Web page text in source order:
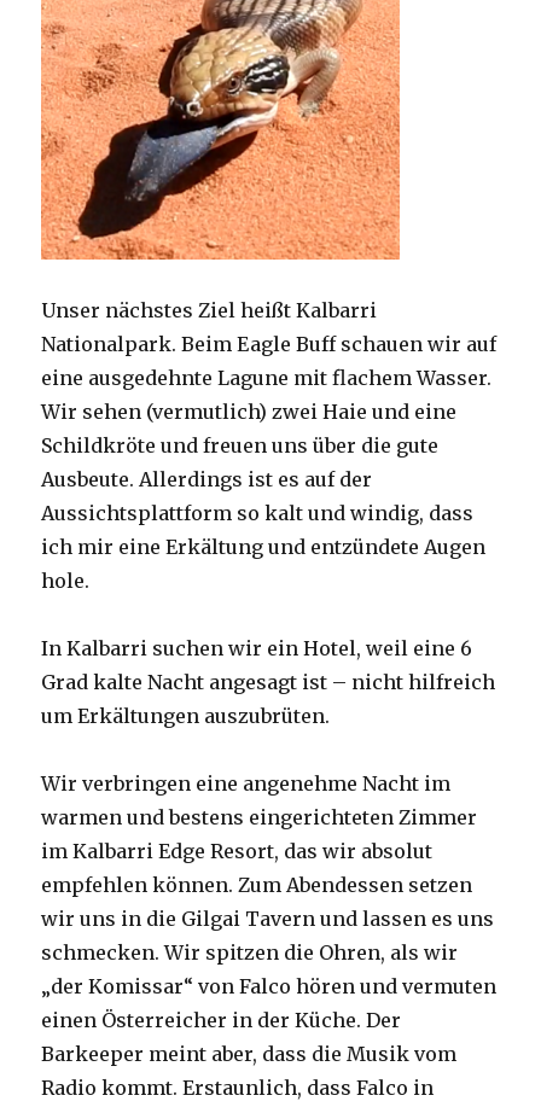
Unser nächstes Ziel heißt Kalbarri
Nationalpark. Beim Eagle Buff schauen wir auf
eine ausgedehnte Lagune mit flachem Wasser.
Wir sehen (vermutlich) zwei Haie und eine
Schildkröte und freuen uns über die gute
Ausbeute. Allerdings ist es auf der
Aussichtsplattform so kalt und windig, dass
ich mir eine Erkältung und entzündete Augen
hole.
In Kalbarri suchen wir ein Hotel, weil eine 6
Grad kalte Nacht angesagt ist – nicht hilfreich
um Erkältungen auszubrüten.
Wir verbringen eine angenehme Nacht im
warmen und bestens eingerichteten Zimmer
im Kalbarri Edge Resort, das wir absolut
empfehlen können. Zum Abendessen setzen
wir uns in die Gilgai Tavern und lassen es uns
schmecken. Wir spitzen die Ohren, als wir
„der Komissar“ von Falco hören und vermuten
einen Österreicher in der Küche. Der
Barkeeper meint aber, dass die Musik vom
Radio kommt. Erstaunlich, dass Falco in